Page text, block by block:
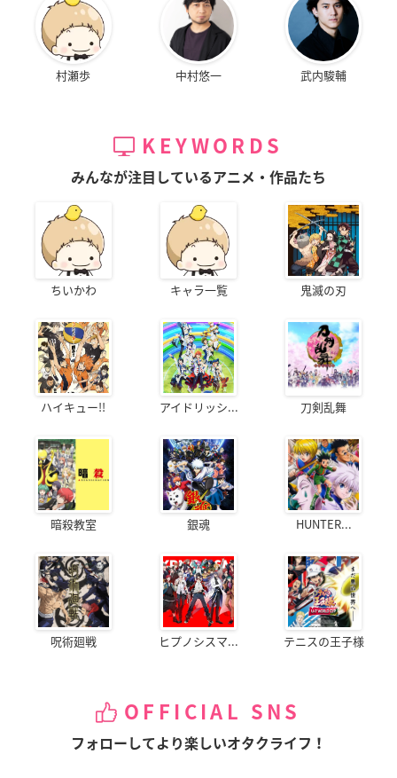
村瀬歩 中村悠一 武内駿輔
KEYWORDS
みんなが注目しているアニメ・作品たち
ちいかわ キャラ一覧 鬼滅の刃
ハイキュー!! アイドリッシ... 刀剣乱舞
暗殺教室 銀魂 HUNTER...
呪術廻戦 ヒプノシスマ... テニスの王子様
OFFICIAL SNS
フォローしてより楽しいオタクライフ！